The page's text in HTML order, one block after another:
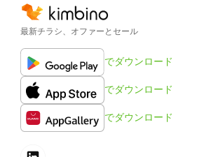
最新チラシ、オファーとセール
でダウンロード
でダウンロード
でダウンロード